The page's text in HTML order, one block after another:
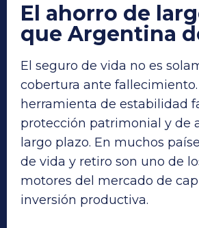
El ahorro de
que Argentina
El seguro de vida no es
cobertura ante fallecimiento.
herramienta de estabilidad
protección patrimonial y de
largo plazo. En muchos
de vida y retiro son uno de
motores del mercado de
inversión productiva.